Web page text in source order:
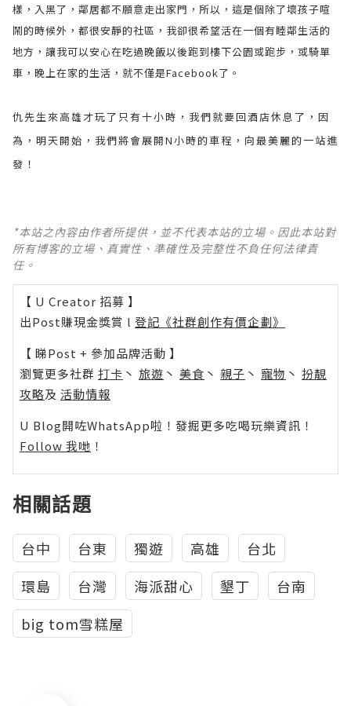
樣，入黑了，鄰居都不願意走出家門，所以，這是個除了壞孩子喧
鬧的時候外，都很安靜的社區，我卻很希望活在一個有睦鄰生活的
地方，讓我可以安心在吃過晚飯以後跑到樓下公園或跑步，或騎單
車，晚上在家的生活，就不僅是Facebook了。
仇先生來高雄才玩了只有十小時，我們就要回酒店休息了，因
為，明天開始，我們將會展開N小時的車程，向最美麗的一站進
發！
*本站之內容由作者所提供，並不代表本站的立場。因此本站對
所有博客的立場、真實性、準確性及完整性不負任何法律責
任。
【 U Creator 招募 】
出Post賺現金獎賞 l 登記《社群創作有價企劃》
【 睇Post + 參加品牌活動 】
瀏覽更多社群 打卡 丶 旅遊 丶 美食 丶 親子 丶 寵物 丶 扮靚
攻略及 活動情報
U Blog開咗WhatsApp啦！發掘更多吃喝玩樂資訊！
Follow 我哋 ！
相關話題
台中 台東 獨遊 高雄
台北
環島
台灣 海派甜心 墾丁
台南
big tom雪糕屋